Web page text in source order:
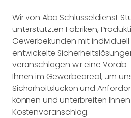
Wir von Aba Schlüsseldienst
unterstützten Fabriken,
Gewerbekunden mit
entwickelte
veranschlagen wir eine
Ihnen im Gewerbeareal, um
Sicherheitslücken und
können und unterbreiten
Kostenvoranschlag.